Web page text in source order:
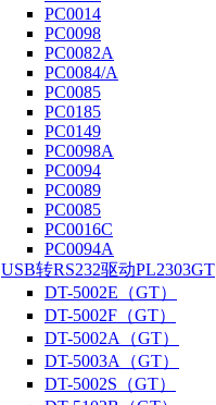
PC0014
PC0098
PC0082A
PC0084/A
PC0085
PC0185
PC0149
PC0098A
PC0094
PC0089
PC0085
PC0016C
PC0094A
USB转RS232驱动PL2303GT
DT-5002E（GT）
DT-5002F（GT）
DT-5002A（GT）
DT-5003A（GT）
DT-5002S（GT）